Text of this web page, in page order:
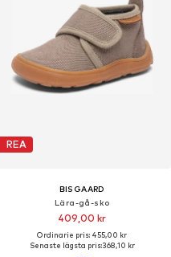
REA
BISGAARD
Lära-gå-sko
409,00 kr
Ordinarie pris: 455,00 kr
Senaste lägsta pris:368,10 kr